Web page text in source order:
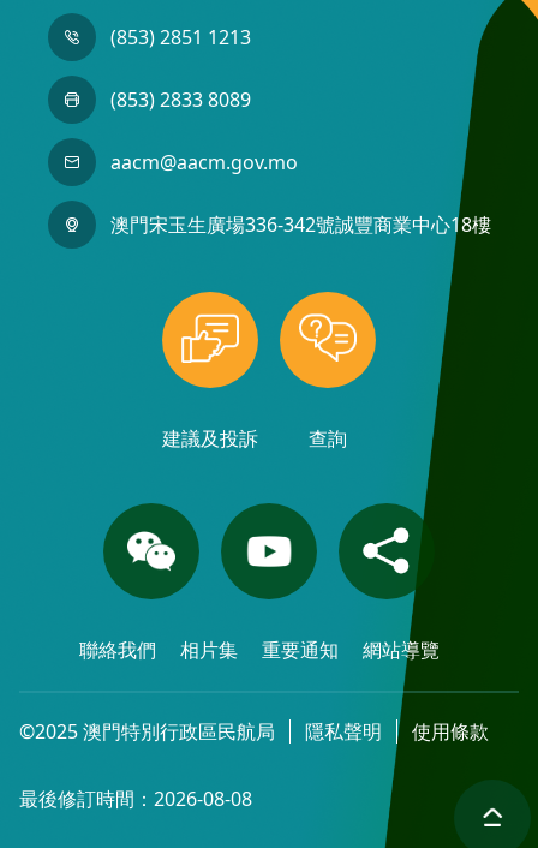
(853) 2851 1213
(853) 2833 8089
aacm@aacm.gov.mo
澳門宋玉生廣場336-342號誠豐商業中心18樓
建議及投訴 查詢
聯絡我們 相片集 重要通知 網站導覽
©2025 澳門特別行政區民航局 隱私聲明 使用條款
最後修訂時間：2026-08-08